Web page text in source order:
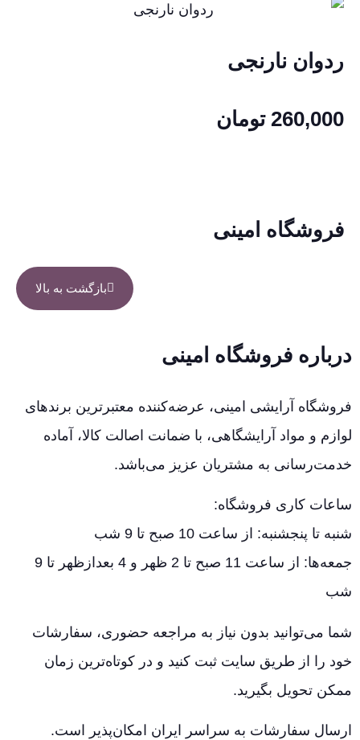
ردوان نارنجی
260,000 تومان
فروشگاه امینی
بازگشت به بالا
درباره فروشگاه امینی
فروشگاه آرایشی امینی، عرضه‌کننده معتبرترین برندهای
لوازم و مواد آرایشگاهی، با ضمانت اصالت کالا، آماده
خدمت‌رسانی به مشتریان عزیز می‌باشد.
ساعات کاری فروشگاه:
شنبه تا پنجشنبه: از ساعت 10 صبح تا 9 شب
جمعه‌ها: از ساعت 11 صبح تا 2 ظهر و 4 بعدازظهر تا 9
شب
شما می‌توانید بدون نیاز به مراجعه حضوری، سفارشات
خود را از طریق سایت ثبت کنید و در کوتاه‌ترین زمان
ممکن تحویل بگیرید.
ارسال سفارشات به سراسر ایران امکان‌پذیر است.